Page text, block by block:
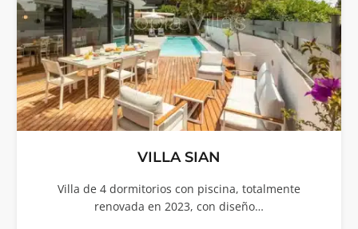
VILLA SIAN
Villa de 4 dormitorios con piscina, totalmente
renovada en 2023, con diseño…